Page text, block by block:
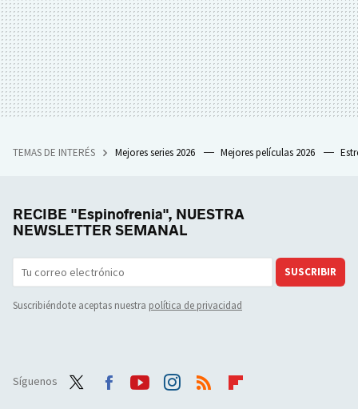
TEMAS DE INTERÉS Mejores series 2026 Mejores películas 2026
RECIBE "Espinofrenia", NUESTRA
NEWSLETTER SEMANAL
SUSCRIBIR
Suscribiéndote aceptas nuestra política de privacidad
Síguenos